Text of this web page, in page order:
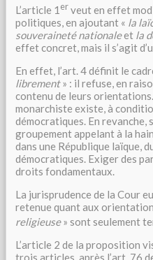
L’article 1 er veut en effet
politiques, en ajoutant « la
souveraineté nationaleet la
effet concret, mais il s’agit
En effet, l’art. 4 définit le
librement» : il refuse, en
contenu de leurs
monarchiste existe, à
démocratiques. En
groupement appelant à la
dans une République laïque,
démocratiques. Exiger des
droits fondamentaux.
La jurisprudence de la Cour
retenue quant aux
religieuse» sont seulement
L’article 2 de la proposition
trois articles, après l’art. 76